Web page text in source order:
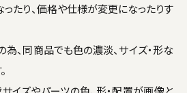
たり、価格や仕様が変更になったりす
、同商品でも色の濃淡、サイズ・形な